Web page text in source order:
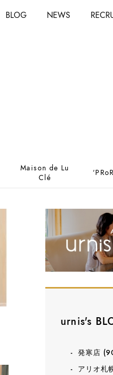
BLOG NEWS
Maison de Lu
Clé
urnis's
発寒店
アリオ札